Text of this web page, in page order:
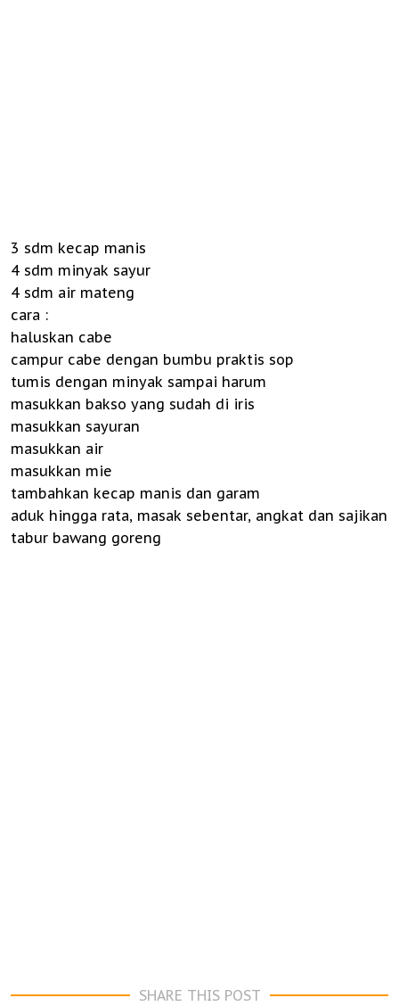
3 sdm kecap manis
4 sdm minyak sayur
4 sdm air mateng
cara :
haluskan cabe
campur cabe dengan bumbu praktis sop
tumis dengan minyak sampai harum
masukkan bakso yang sudah di iris
masukkan sayuran
masukkan air
masukkan mie
tambahkan kecap manis dan garam
aduk hingga rata, masak sebentar, angkat dan sajikan
tabur bawang goreng
SHARE THIS POST